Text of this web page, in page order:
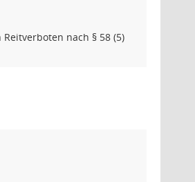
nach § 58 (5)